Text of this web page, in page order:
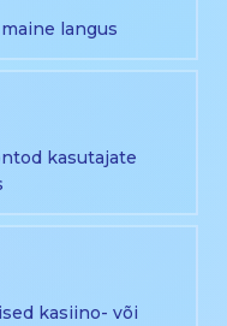
langus
kasutajate
kasiino- või